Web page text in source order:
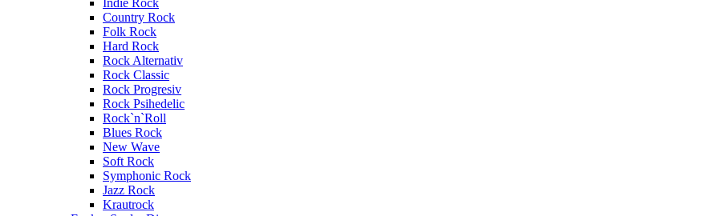
Indie Rock
Country Rock
Folk Rock
Hard Rock
Rock Alternativ
Rock Classic
Rock Progresiv
Rock Psihedelic
Rock`n`Roll
Blues Rock
New Wave
Soft Rock
Symphonic Rock
Jazz Rock
Krautrock